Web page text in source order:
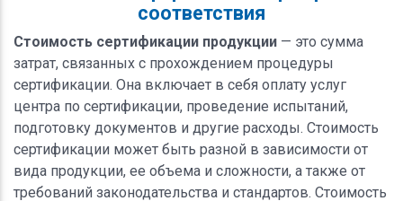
соответствия
Стоимость сертификации продукции — это сумма
затрат, связанных с прохождением процедуры
сертификации. Она включает в себя оплату услуг
центра по сертификации, проведение испытаний,
подготовку документов и другие расходы. Стоимость
сертификации может быть разной в зависимости от
вида продукции, ее объема и сложности, а также от
требований законодательства и стандартов. Стоимость